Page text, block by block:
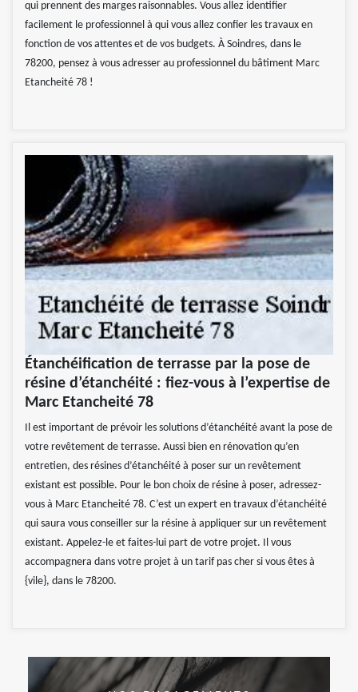
qui prennent des marges raisonnables. Vous allez identifier
facilement le professionnel à qui vous allez confier les travaux en
fonction de vos attentes et de vos budgets. À Soindres, dans le
78200, pensez à vous adresser au professionnel du bâtiment Marc
Etancheité 78 !
Étanchéification de terrasse par la pose de
résine d’étanchéité : fiez-vous à l’expertise de
Marc Etancheité 78
Il est important de prévoir les solutions d’étanchéité avant la pose de
votre revêtement de terrasse. Aussi bien en rénovation qu’en
entretien, des résines d’étanchéité à poser sur un revêtement
existant est possible. Pour le bon choix de résine à poser, adressez-
vous à Marc Etancheité 78. C’est un expert en travaux d’étanchéité
qui saura vous conseiller sur la résine à appliquer sur un revêtement
existant. Appelez-le et faites-lui part de votre projet. Il vous
accompagnera dans votre projet à un tarif pas cher si vous êtes à
{vile}, dans le 78200.